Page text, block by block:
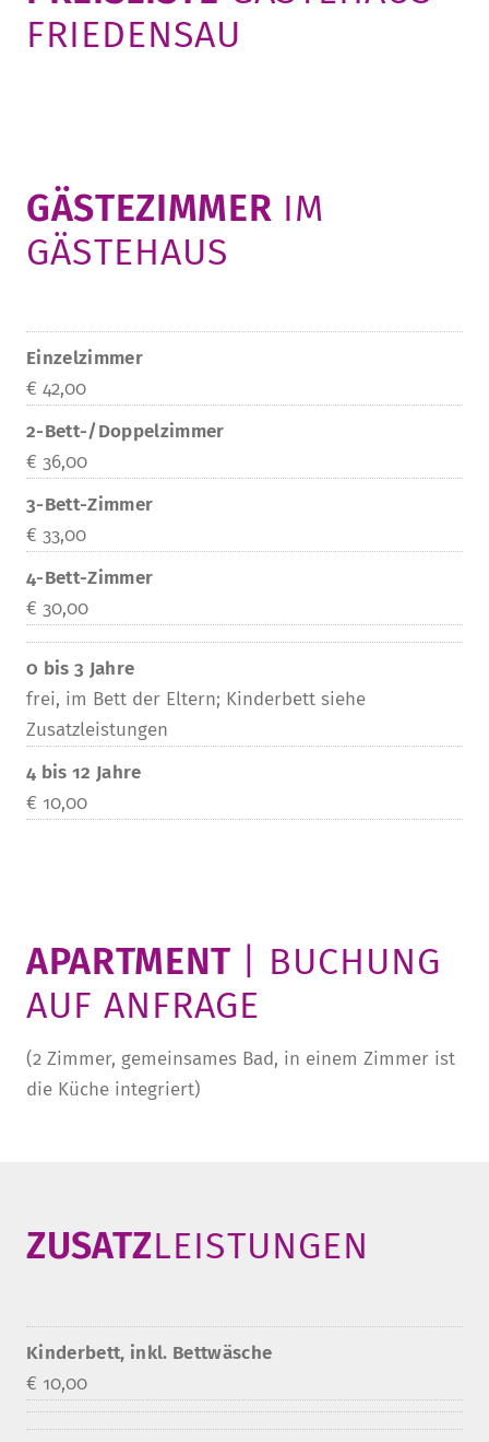
STURA
LADENCAFÉ
HISTORIE
PRESSE­INFORMATIONEN
FRIEDENSAU
­GÄSTEZIMMER­ IM
GÄSTEHAUS
Einzelzimmer
€ 42,00
2-Bett-/Doppelzimmer
€ 36,00
3-Bett-Zimmer
€ 33,00
4-Bett-Zimmer
€ 30,00
0 bis 3 Jahre
frei, im Bett der Eltern; Kinderbett siehe
Zusatzleistungen
4 bis 12 Jahre
€ 10,00
APARTMENT
| BUCHUNG
AUF ANFRAGE
(2 Zimmer, gemeinsames Bad, in einem Zimmer ist
die Küche integriert)
­ZUSATZ­LEISTUNGEN
Kinderbett, inkl. Bettwäsche
€ 10,00